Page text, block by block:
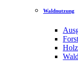
Waldnutzung